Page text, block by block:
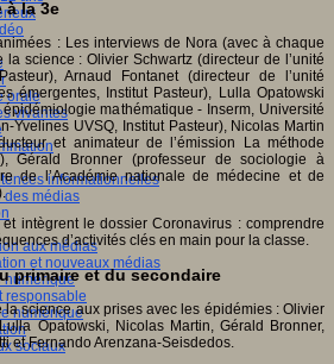
orale
vivantes
informationnelles
des médias
aux médias
et nouveaux médias
numérique
responsable
numérique
sociaux
à la 3e
: Les interviews de Nora (avec à chaque
la science : Olivier Schwartz (directeur de l’unité
Arnaud Fontanet (directeur de l’unité
émergentes, Institut Pasteur), Lulla Opatowski
mathématique - Inserm, Université
Yvelines UVSQ, Institut Pasteur), Nicolas Martin
et animateur de l’émission La méthode
Gérald Bronner (professeur de sociologie à
de l’Académie nationale de médecine et de
intègrent le dossier Coronavirus : comprendre
d’activités clés en main pour la classe.
primaire et du secondaire
la science aux prises avec les épidémies : Olivier
Opatowski, Nicolas Martin, Gérald Bronner,
et Fernando Arenzana-Seisdedos.